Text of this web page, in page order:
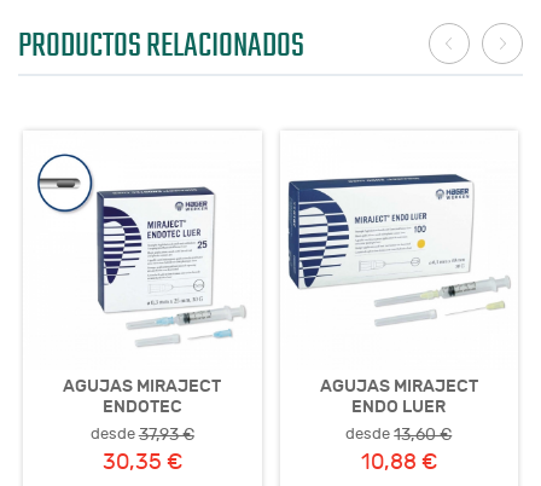
PRODUCTOS RELACIONADOS
AGUJAS MIRAJECT
ENDOTEC
desde37,93 €
30,35 €
AGUJAS MIRAJECT
ENDO LUER
desde13,60 €
10,88 €